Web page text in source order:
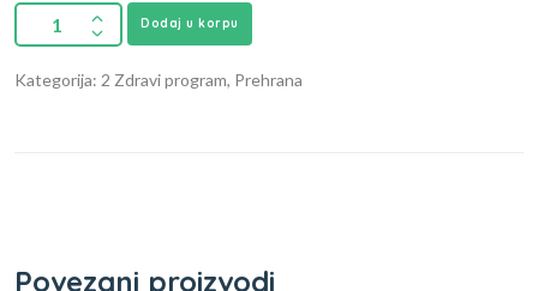
Dodaj u korpu
Kategorija: 2 Zdravi program, Prehrana
Povezani proizvodi